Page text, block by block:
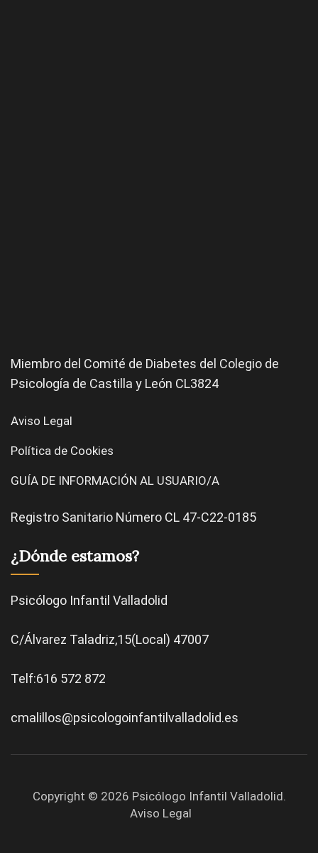
Miembro del Comité de Diabetes del Colegio de
Psicología de Castilla y León CL3824
Aviso Legal
Política de Cookies
GUÍA DE INFORMACIÓN AL USUARIO/A
Registro Sanitario Número CL 47-C22-0185
¿Dónde estamos?
Psicólogo Infantil Valladolid
C/Álvarez Taladriz,15(Local) 47007
Telf:616 572 872
cmalillos@psicologoinfantilvalladolid.es
Copyright © 2026 Psicólogo Infantil Valladolid.
Aviso Legal